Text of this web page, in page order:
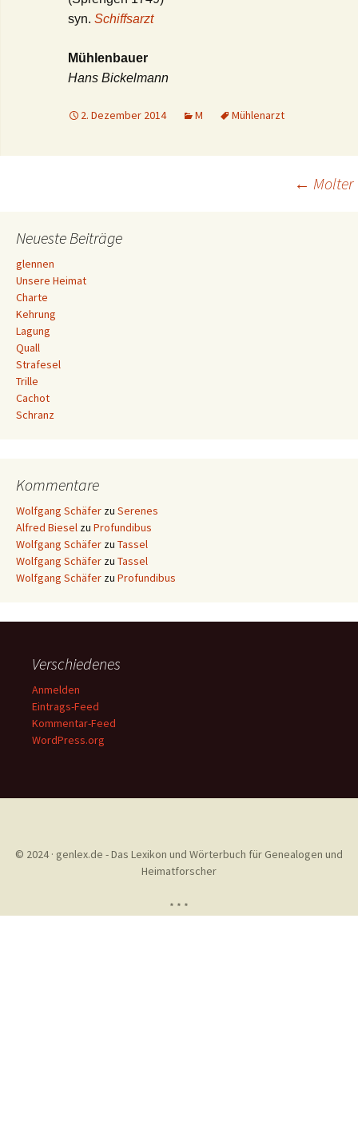
syn. Schiffsarzt
Mühlenbauer
Hans Bickelmann
2. Dezember 2014 M Mühlenarzt
Navigation
← Molter
Neueste Beiträge
glennen
Unsere Heimat
Charte
Kehrung
Lagung
Quall
Strafesel
Trille
Cachot
Schranz
Kommentare
Wolfgang Schäfer zu Serenes
Alfred Biesel zu Profundibus
Wolfgang Schäfer zu Tassel
Wolfgang Schäfer zu Tassel
Wolfgang Schäfer zu Profundibus
Verschiedenes
Anmelden
Eintrags-Feed
Kommentar-Feed
WordPress.org
© 2024 · genlex.de - Das Lexikon und Wörterbuch für Genealogen und
Heimatforscher
* * *